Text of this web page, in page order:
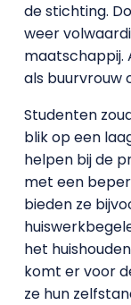
de stichting.
weer
maatschappij.
als buurvrouw
Studenten
blik op een
helpen bij de
met een
bieden ze
het
komt er voor
ze hun